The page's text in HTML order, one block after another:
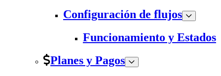
Configuración de flujos
Funcionamiento y Estados
Planes y Pagos